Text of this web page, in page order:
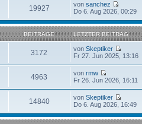
19927 vonsanchez
Do 6. Aug 2026, 00:29
BEITRÄGE LETZTER BEITRAG
3172 vonSkeptiker
Fr 27. Jun 2025, 13:16
4963 vonrmw
Fr 26. Jun 2026, 16:11
14840 vonSkeptiker
Do 6. Aug 2026, 16:49